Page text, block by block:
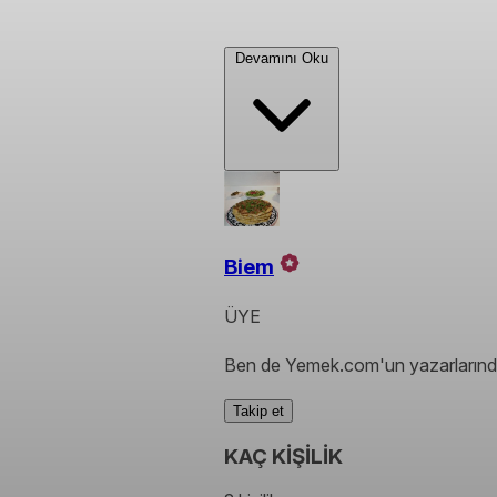
Devamını Oku
Biem
ÜYE
Ben de Yemek.com'un
Takip et
KAÇ KİŞİLİK